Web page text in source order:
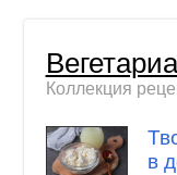
Коллекция
в